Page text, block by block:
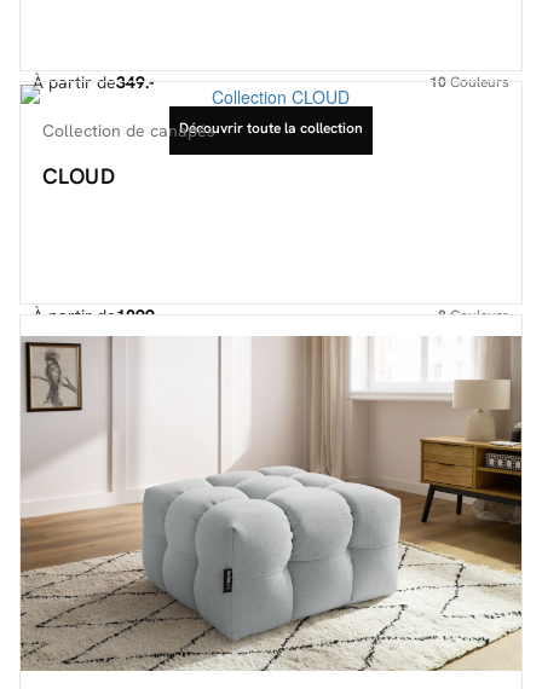
À partir de349.- 10Couleurs
Découvrir toute la collection
Collection de canapés
CLOUD
À partir de1099.- 8Couleurs